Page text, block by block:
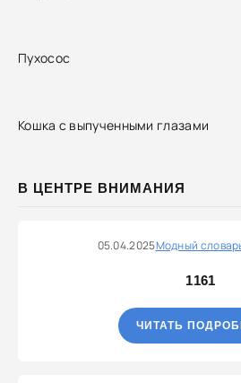
Пухосос
Кошка с выпученными глазами
В ЦЕНТРЕ ВНИМАНИЯ
05.04.2025Модный
1161
ЧИТАТЬ